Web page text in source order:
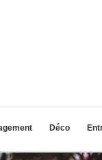
Déco